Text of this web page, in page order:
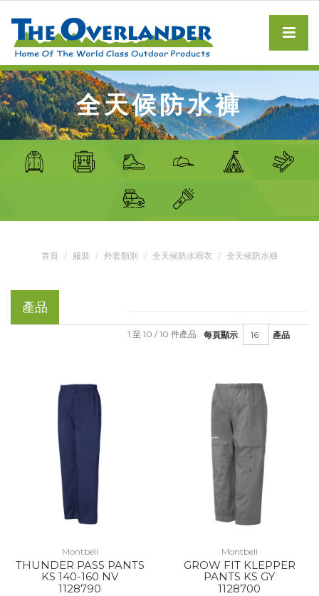
全天候防水褲
首頁 服裝 外套類別 全天候防水雨衣 全天候防水褲
產品
每頁顯示 產品
1 至 10 / 10 件產品
Montbell
THUNDER PASS PANTS
KS 140-160 NV
1128790
Montbell
GROW FIT KLEPPER
PANTS KS GY
1128700